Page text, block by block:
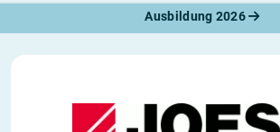
Ausbildung 2026